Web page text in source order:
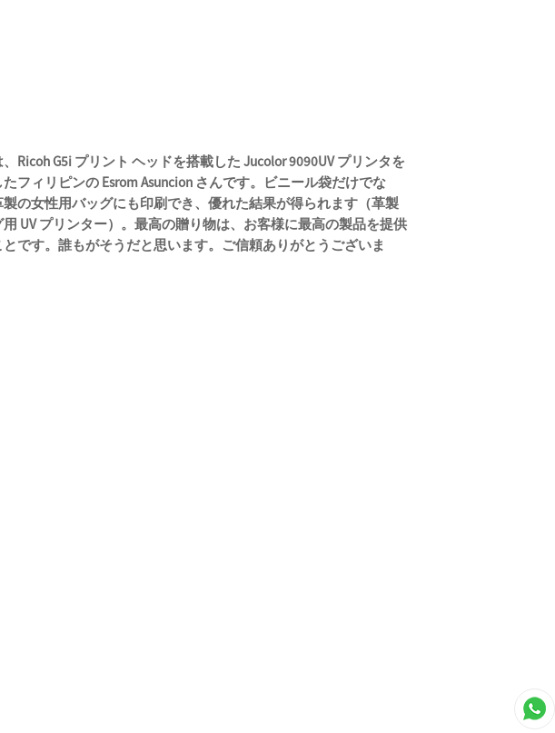
、Ricoh G5i プリント ヘッドを搭載した Jucolor 9090UV プリンタを
フィリピンの Esrom Asuncion さんです。ビニール袋だけでな
製の女性用バッグにも印刷でき、優れた結果が得られます（革製
UV プリンター）。最高の贈り物は、お客様に最高の製品を提供
です。誰もがそうだと思います。ご信頼ありがとうございま